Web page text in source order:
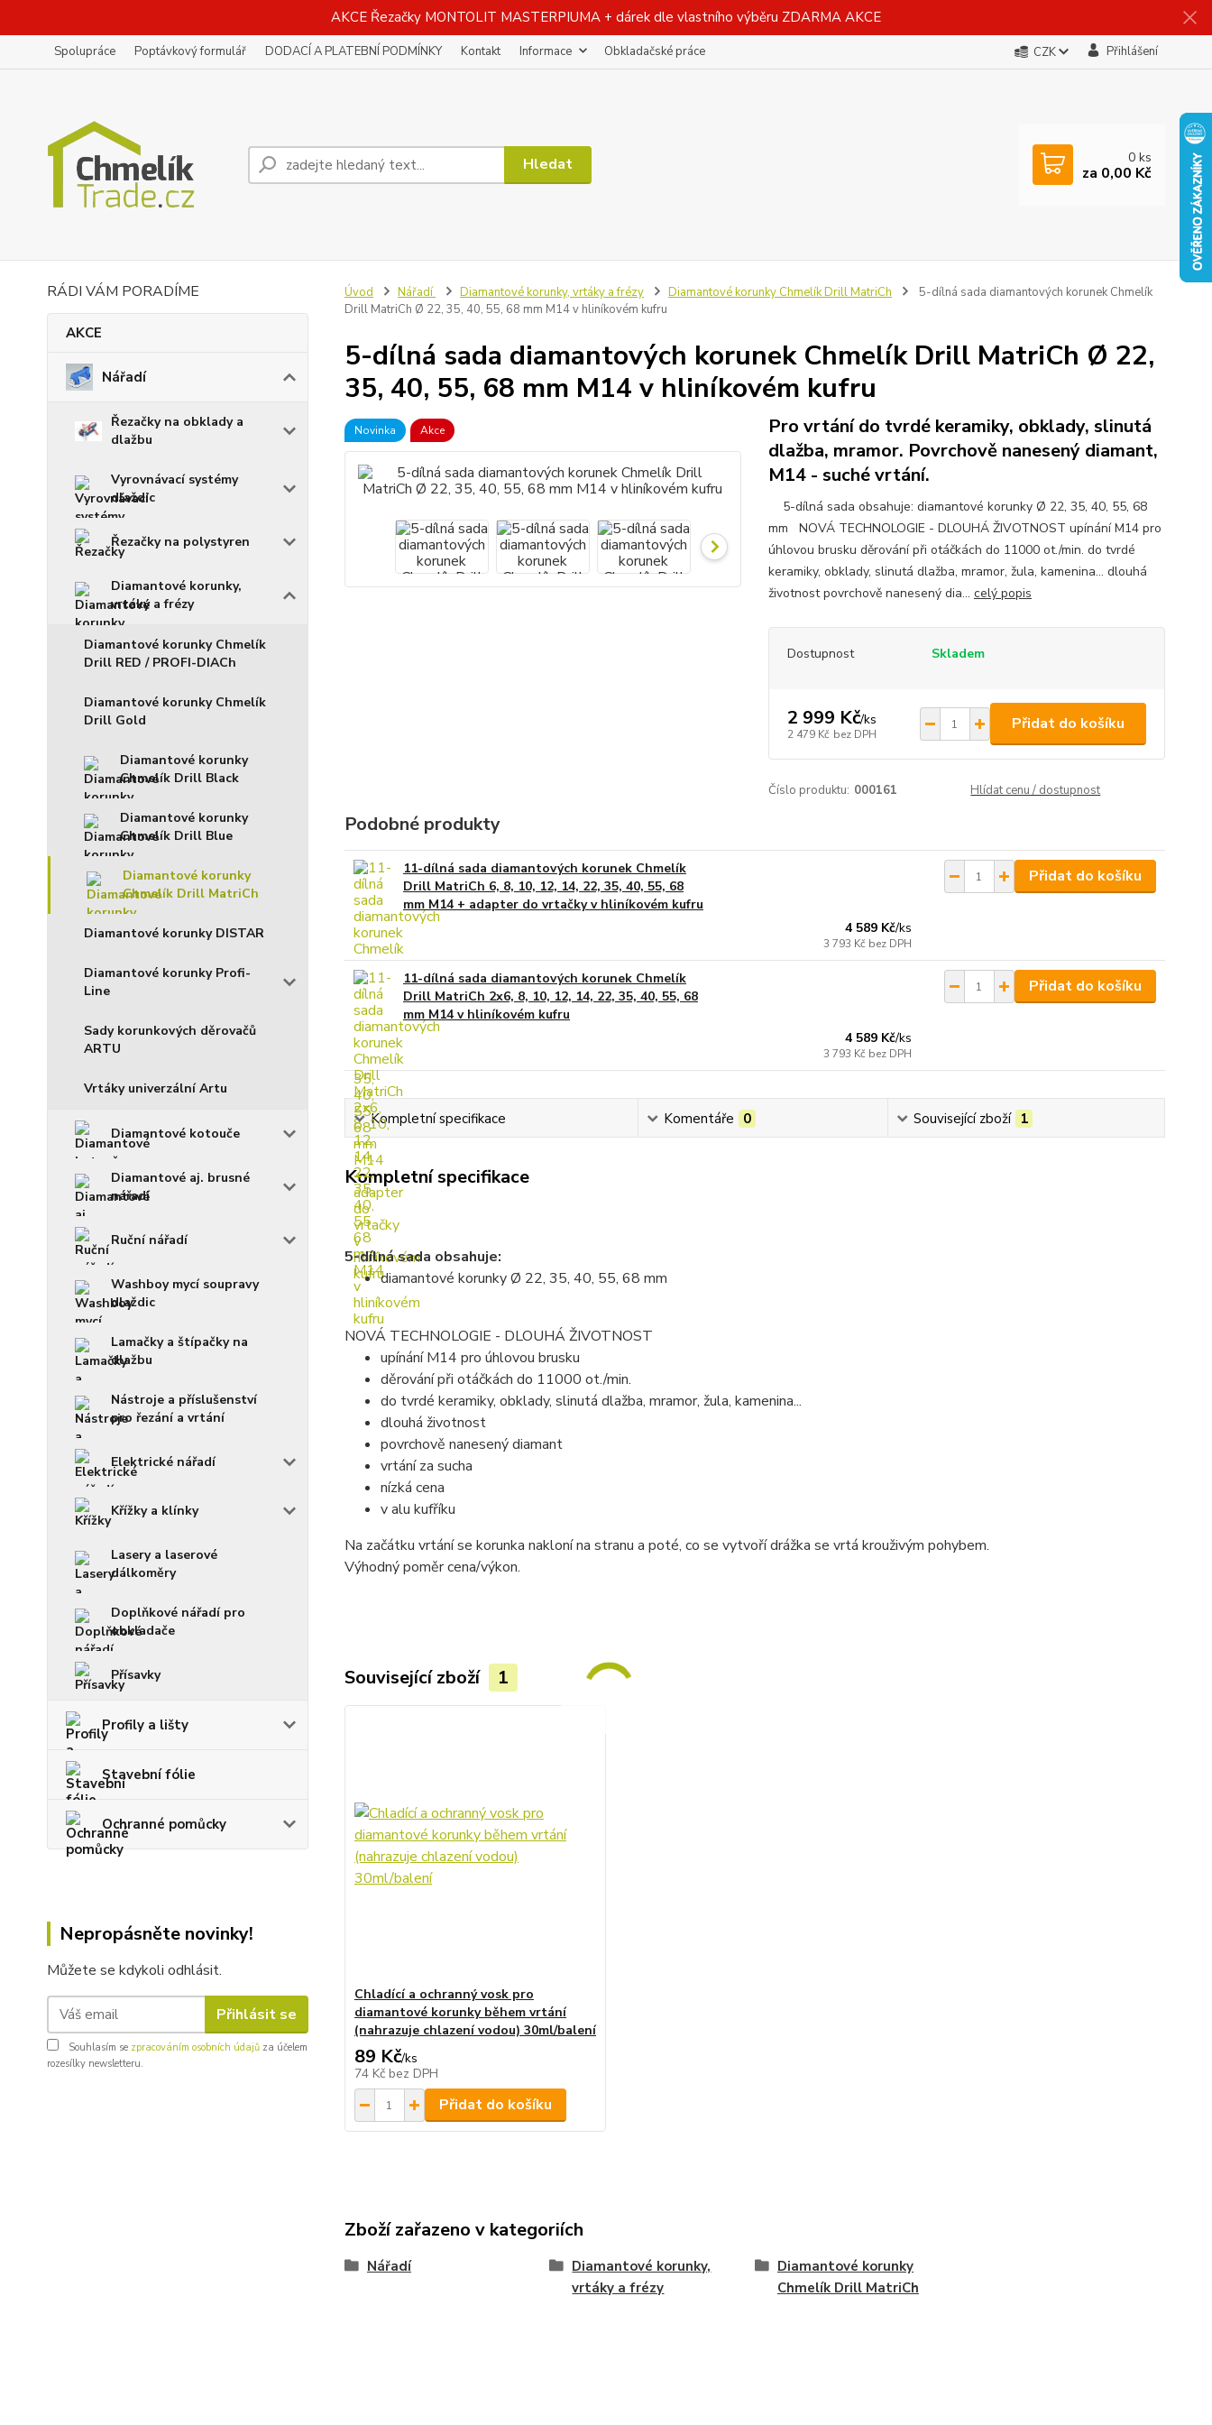
AKCE Řezačky MONTOLIT MASTERPIUMA + dárek dle vlastního výběru ZDARMA AKCE
Spolupráce Poptávkový formulář DODACÍ A PLATEBNÍ PODMÍNKY Kontakt Informace Obkladačské práce CZK Přihlášení
Hledat 0 ks
za 0,00 Kč
RÁDI VÁM PORADÍME
AKCE
Nářadí
Řezačky na obklady a
dlažbu
Vyrovnávací systémy
dlaždic
Řezačky na polystyren
Diamantové korunky,
vrtáky a frézy
Diamantové korunky Chmelík
Drill RED / PROFI-DIACh
Diamantové korunky Chmelík
Drill Gold
Diamantové korunky
Chmelík Drill Black
Diamantové korunky
Chmelík Drill Blue
Diamantové korunky
Chmelík Drill MatriCh
Diamantové korunky DISTAR
Diamantové korunky Profi-
Line
Sady korunkových děrovačů
ARTU
Vrtáky univerzální Artu
Diamantové kotouče
Diamantové aj. brusné
nářadí
Ruční nářadí
Washboy mycí soupravy
dlaždic
Lamačky a štípačky na
dlažbu
Nástroje a příslušenství
pro řezání a vrtání
Elektrické nářadí
Křížky a klínky
Lasery a laserové
dálkoměry
Doplňkové nářadí pro
obkladače
Přísavky
Profily a lišty
Stavební fólie
Ochranné pomůcky
Nepropásněte novinky!
Můžete se kdykoli odhlásit.
Přihlásit se
Souhlasím se zpracováním osobních údajů za účelem
rozesílky newsletteru.
Úvod Nářadí Diamantové korunky, vrtáky a frézy Diamantové korunky Chmelík Drill MatriCh
5-dílná sada diamantových korunek Chmelík
Drill MatriCh Ø 22, 35, 40, 55, 68 mm M14 v hliníkovém kufru
5-dílná sada diamantových korunek Chmelík Drill MatriCh Ø 22,
35, 40, 55, 68 mm M14 v hliníkovém kufru
Novinka Akce
Pro vrtání do tvrdé keramiky, obklady, slinutá
dlažba, mramor. Povrchově nanesený diamant,
M14 - suché vrtání.
5-dílná sada obsahuje: diamantové korunky Ø 22, 35, 40, 55, 68
mm NOVÁ TECHNOLOGIE - DLOUHÁ ŽIVOTNOST upínání M14 pro
úhlovou brusku děrování při otáčkách do 11000 ot./min. do tvrdé
keramiky, obklady, slinutá dlažba, mramor, žula, kamenina... dlouhá
životnost povrchově nanesený dia... celý popis
Dostupnost Skladem
2 999 Kč/ks
2 479 Kč bez DPH
Přidat do košíku
Číslo produktu: 000161 Hlídat cenu / dostupnost
Podobné produkty
11-dílná sada diamantových korunek Chmelík
Drill MatriCh 6, 8, 10, 12, 14, 22, 35, 40, 55, 68
mm M14 + adapter do vrtačky v hliníkovém kufru
4 589 Kč/ks
3 793 Kč bez DPH
Přidat do košíku
11-dílná sada diamantových korunek Chmelík
Drill MatriCh 2x6, 8, 10, 12, 14, 22, 35, 40, 55, 68
mm M14 v hliníkovém kufru
4 589 Kč/ks
3 793 Kč bez DPH
Přidat do košíku
Kompletní specifikace Komentáře 0 Související zboží 1
Kompletní specifikace
5-dílná sada obsahuje:
diamantové korunky Ø 22, 35, 40, 55, 68 mm
NOVÁ TECHNOLOGIE - DLOUHÁ ŽIVOTNOST
upínání M14 pro úhlovou brusku
děrování při otáčkách do 11000 ot./min.
do tvrdé keramiky, obklady, slinutá dlažba, mramor, žula, kamenina...
dlouhá životnost
povrchově nanesený diamant
vrtání za sucha
nízká cena
v alu kufříku
Na začátku vrtání se korunka nakloní na stranu a poté, co se vytvoří drážka se vrtá krouživým pohybem.
Výhodný poměr cena/výkon.
Související zboží 1
Chladící a ochranný vosk pro
diamantové korunky během vrtání
(nahrazuje chlazení vodou) 30ml/balení
89 Kč/ks
74 Kč bez DPH
Přidat do košíku
Zboží zařazeno v kategoriích
Nářadí
Diamantové korunky,
vrtáky a frézy
Diamantové korunky
Chmelík Drill MatriCh